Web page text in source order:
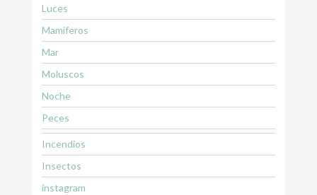
Luces
Mamiferos
Mar
Moluscos
Noche
Peces
Incendios
Insectos
instagram